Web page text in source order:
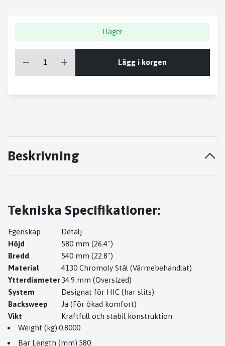
I lager
Lägg i korgen
Beskrivning
Tekniska Specifikationer:
Egenskap
Detalj
Höjd
580 mm (26.4")
Bredd
540 mm (22.8")
Material
4130 Chromoly Stål (Värmebehandlat)
Ytterdiameter34.9 mm (Oversized)
System
Designat för HIC (har slits)
Backsweep
Ja (För ökad komfort)
Vikt
Kraftfull och stabil konstruktion
Weight (kg):0.8000
Bar Length (mm):580